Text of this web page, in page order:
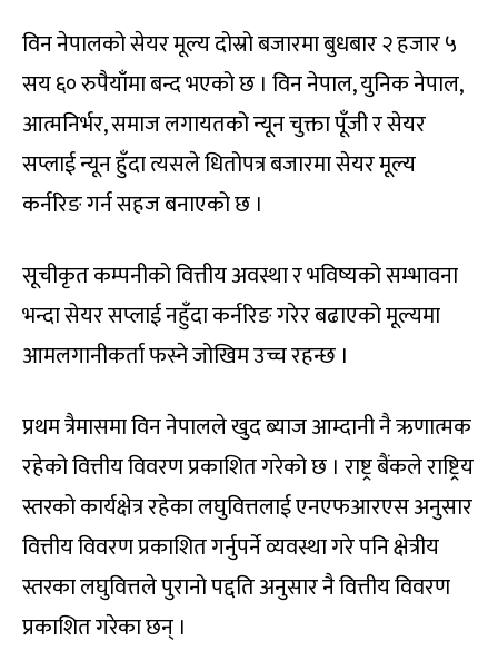
विन नेपालको सेयर मूल्य दोस्रो बजारमा बुधबार २ हजार ५
सय ६० रुपैयाँमा बन्द भएको छ । विन नेपाल, युनिक नेपाल,
आत्मनिर्भर, समाज लगायतको न्यून चुक्ता पूँजी र सेयर
सप्लाई न्यून हुँदा त्यसले धितोपत्र बजारमा सेयर मूल्य
कर्नरिङ गर्न सहज बनाएको छ ।
सूचीकृत कम्पनीको वित्तीय अवस्था र भविष्यको सम्भावना
भन्दा सेयर सप्लाई नहुँदा कर्नरिङ गरेर बढाएको मूल्यमा
आमलगानीकर्ता फस्ने जोखिम उच्च रहन्छ ।
प्रथम त्रैमासमा विन नेपालले खुद ब्याज आम्दानी नै ऋणात्मक
रहेको वित्तीय विवरण प्रकाशित गरेको छ । राष्ट्र बैंकले राष्ट्रिय
स्तरको कार्यक्षेत्र रहेका लघुवित्तलाई एनएफआरएस अनुसार
वित्तीय विवरण प्रकाशित गर्नुपर्ने व्यवस्था गरे पनि क्षेत्रीय
स्तरका लघुवित्तले पुरानो पद्दति अनुसार नै वित्तीय विवरण
प्रकाशित गरेका छन् ।